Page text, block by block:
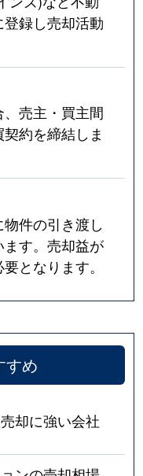
録し売却活動
売主・買主間
約を締結しま
件の引き渡し
す。売却益が
となります。
すめ
却に強い会社